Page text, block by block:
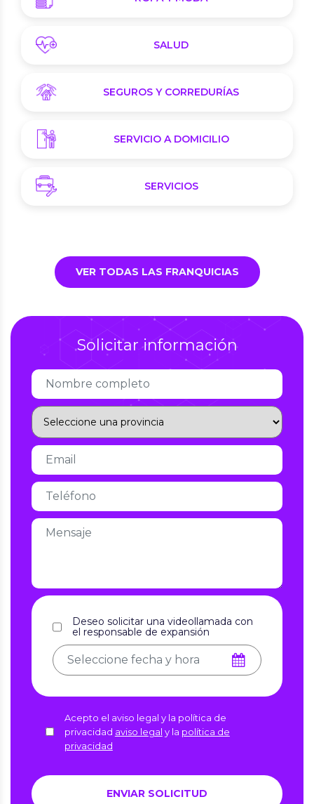
SALUD
SEGUROS Y CORREDURÍAS
SERVICIO A DOMICILIO
SERVICIOS
VER TODAS LAS FRANQUICIAS
Solicitar información
Deseo solicitar una videollamada con
el responsable de expansión
Acepto el aviso legal y la política de
privacidad aviso legal y la política de
privacidad